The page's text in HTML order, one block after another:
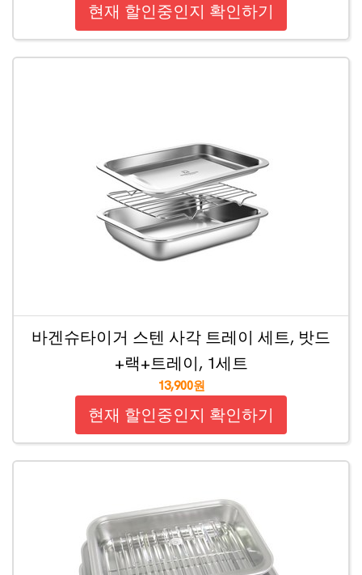
현재 할인중인지 확인하기
바겐슈타이거 스텐 사각 트레이 세트, 밧드
+랙+트레이, 1세트
13,900원
현재 할인중인지 확인하기